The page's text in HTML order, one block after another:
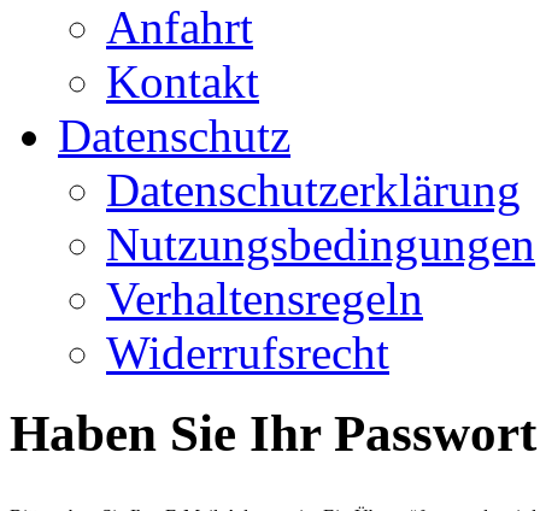
Anfahrt
Kontakt
Datenschutz
Datenschutzerklärung
Nutzungsbedingungen
Verhaltensregeln
Widerrufsrecht
Haben Sie Ihr